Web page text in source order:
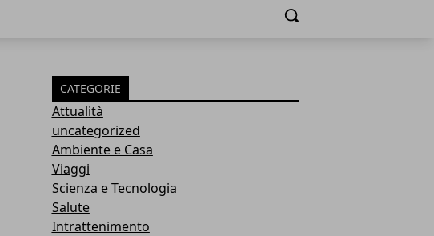
Cerca
CATEGORIE
Attualità
uncategorized
Ambiente e Casa
Viaggi
Scienza e Tecnologia
Salute
Intrattenimento